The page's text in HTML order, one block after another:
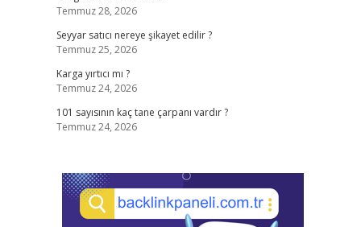
Temmuz 28, 2026
Seyyar satıcı nereye şikayet edilir ?
Temmuz 25, 2026
Karga yırtıcı mı ?
Temmuz 24, 2026
101 sayısının kaç tane çarpanı vardır ?
Temmuz 24, 2026